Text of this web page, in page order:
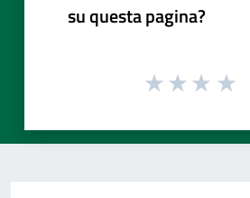
su questa pagina?